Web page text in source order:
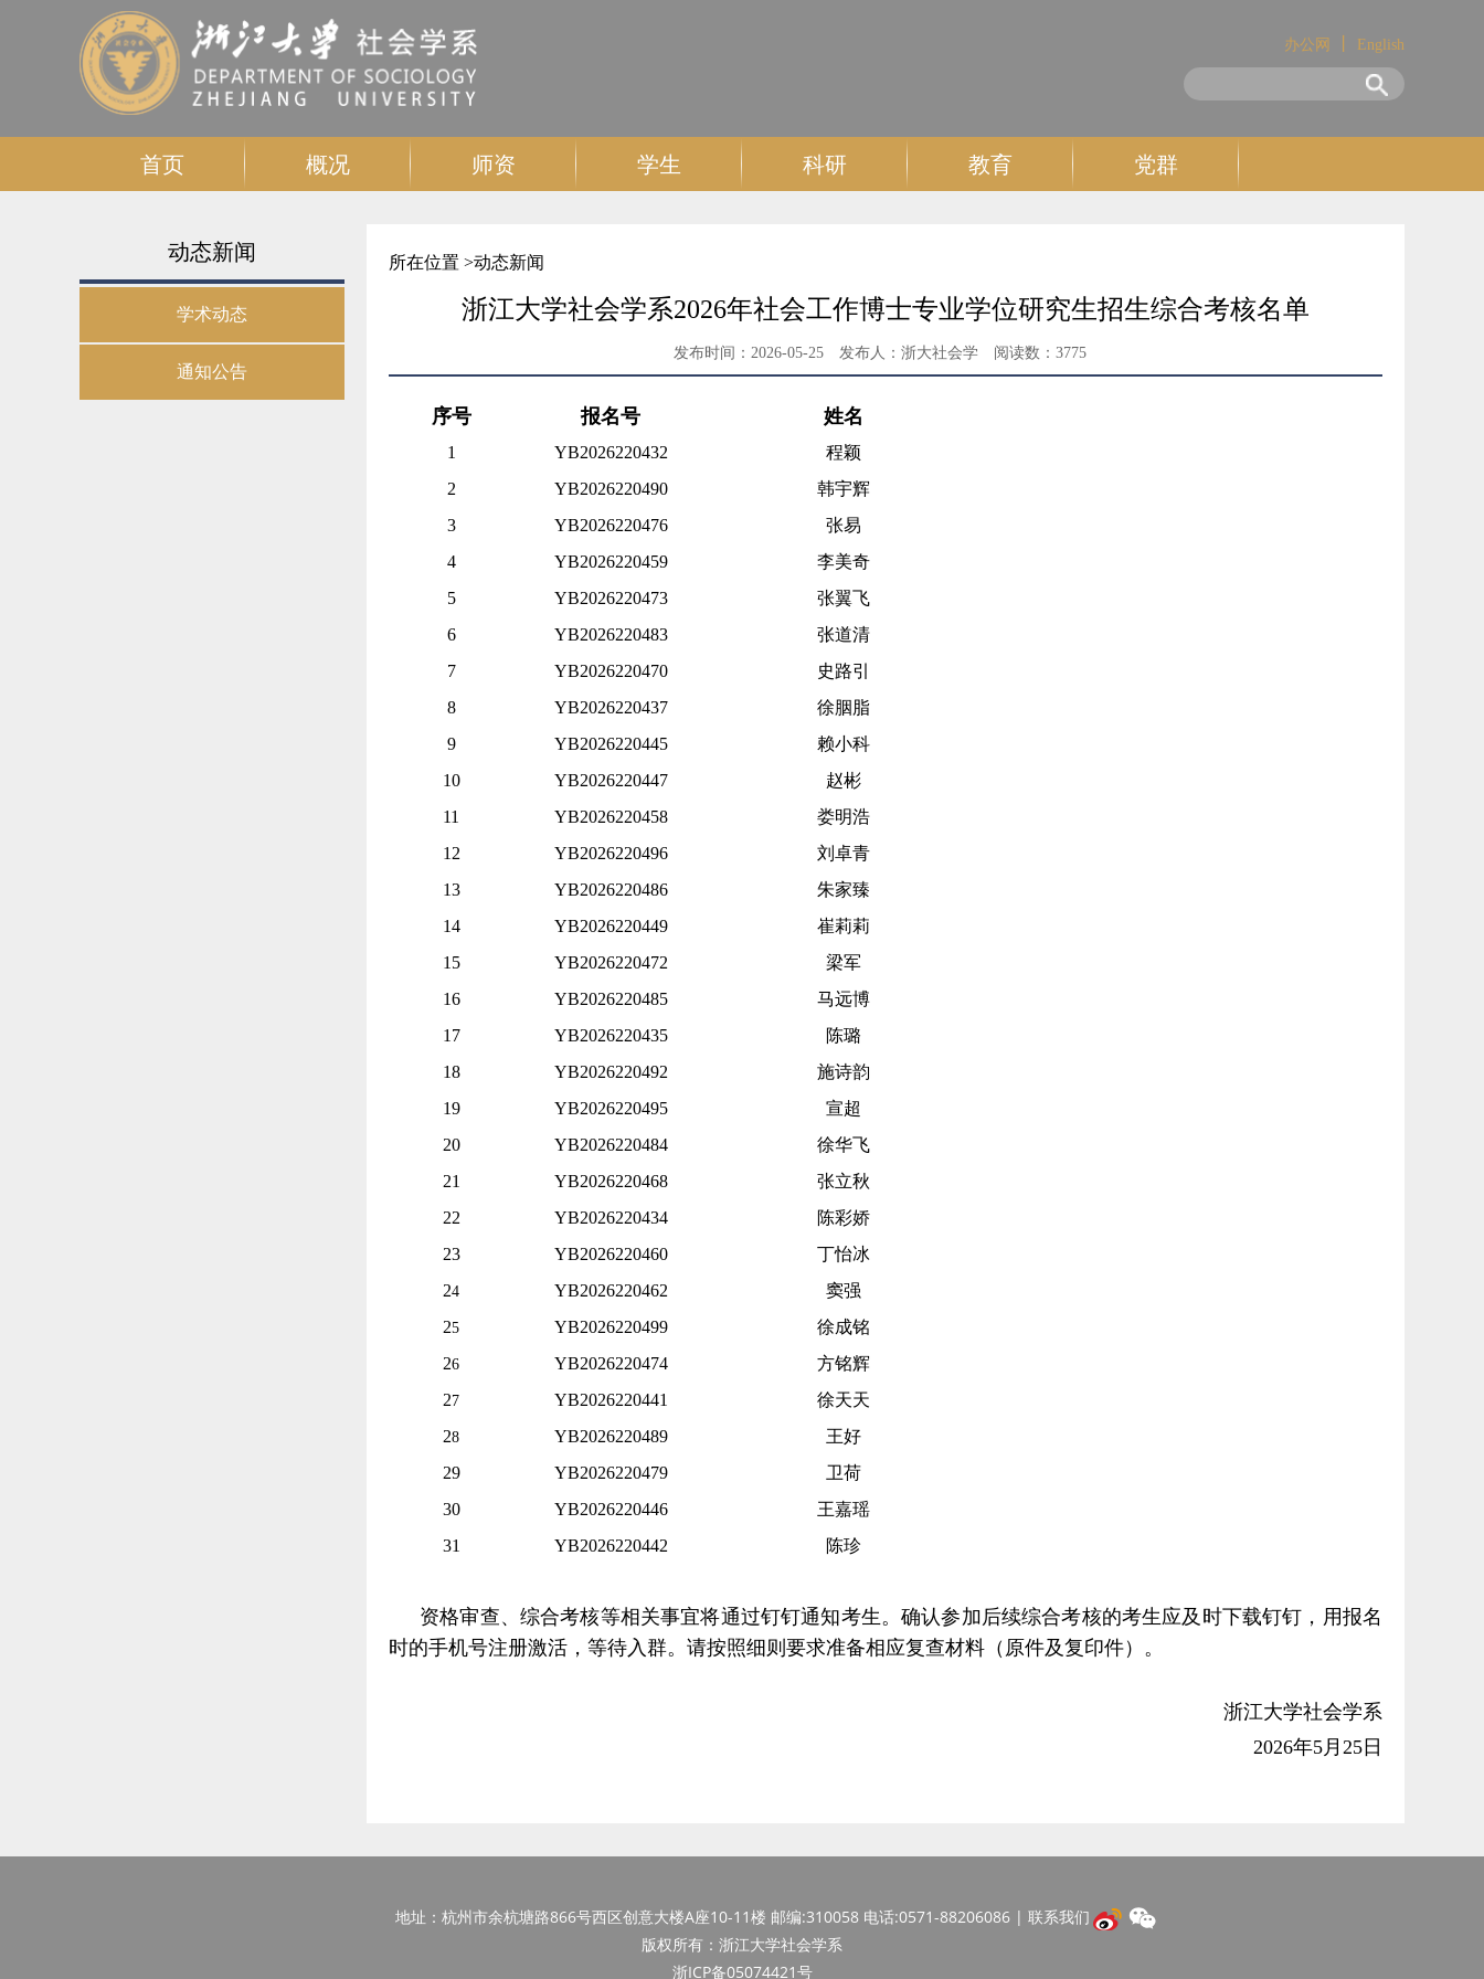
办公网 English
首页 概况 师资 学生 科研 教育 党群
动态新闻
学术动态
通知公告
所在位置 >动态新闻
浙江大学社会学系2026年社会工作博士专业学位研究生招生综合考核名单
发布时间： 2026-05-25 发布人： 浙大社会学 阅读数： 3775
序号 报名号 姓名
1 YB2026220432
程颖
2
YB2026220490
韩宇辉
3
YB2026220476
张易
4
YB2026220459
李美奇
5
YB2026220473
张翼飞
6
YB2026220483
张道清
7
YB2026220470
史路引
8
YB2026220437
徐胭脂
9
YB2026220445
赖小科
10
YB2026220447
赵彬
11
YB2026220458
娄明浩
12
YB2026220496
刘卓青
13
YB2026220486
朱家臻
14
YB2026220449
崔莉莉
15
YB2026220472
梁军
16
YB2026220485
马远博
17
YB2026220435
陈璐
18
YB2026220492
施诗韵
19
YB2026220495
宣超
20
YB2026220484
徐华飞
21
YB2026220468
张立秋
22
YB2026220434
陈彩娇
23
YB2026220460
丁怡冰
24 YB2026220462
窦强
25 YB2026220499
徐成铭
26 YB2026220474
方铭辉
27 YB2026220441
徐天天
28 YB2026220489
王好
29
YB2026220479
卫荷
30
YB2026220446
王嘉瑶
31
YB2026220442 陈珍
资格审查、综合考核等相关事宜将通过钉钉通知考生。确认参加后续综合考核的考生应及时下载钉钉，用报名
时的手机号注册激活，等待入群。请按照细则要求准备相应复查材料（原件及复印件）。
浙江大学社会学系
2026年5月25日
地址：杭州市余杭塘路866号西区创意大楼A座10-11楼 邮编:310058 电话:0571-88206086 | 联系我们
版权所有：浙江大学社会学系
浙ICP备05074421号